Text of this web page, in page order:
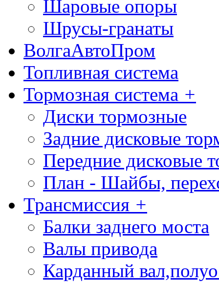
Шаровые опоры
Шрусы-гранаты
ВолгаАвтоПром
Топливная система
Тормозная система +
Диски тормозные
Задние дисковые
Передние дисковые
План - Шайбы,
Трансмиссия +
Балки заднего моста
Валы привода
Карданный